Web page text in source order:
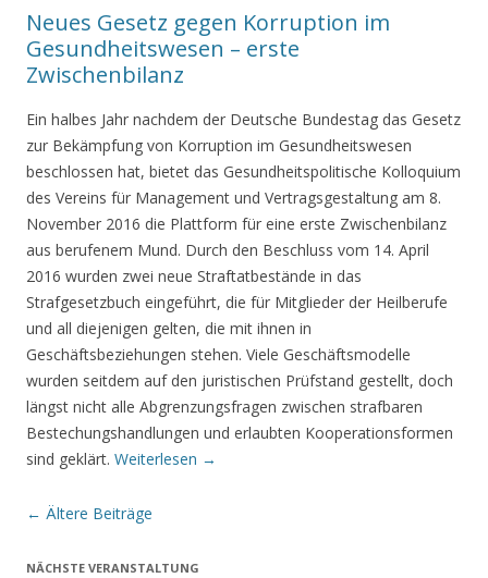
Neues Gesetz gegen Korruption im
Gesundheitswesen – erste
Zwischenbilanz
Ein halbes Jahr nachdem der Deutsche Bundestag das Gesetz
zur Bekämpfung von Korruption im Gesundheitswesen
beschlossen hat, bietet das Gesundheitspolitische Kolloquium
des Vereins für Management und Vertragsgestaltung am 8.
November 2016 die Plattform für eine erste Zwischenbilanz
aus berufenem Mund. Durch den Beschluss vom 14. April
2016 wurden zwei neue Straftatbestände in das
Strafgesetzbuch eingeführt, die für Mitglieder der Heilberufe
und all diejenigen gelten, die mit ihnen in
Geschäftsbeziehungen stehen. Viele Geschäftsmodelle
wurden seitdem auf den juristischen Prüfstand gestellt, doch
längst nicht alle Abgrenzungsfragen zwischen strafbaren
Bestechungshandlungen und erlaubten Kooperationsformen
sind geklärt. Weiterlesen →
Beitrags-Navigation
← Ältere Beiträge
NÄCHSTE VERANSTALTUNG